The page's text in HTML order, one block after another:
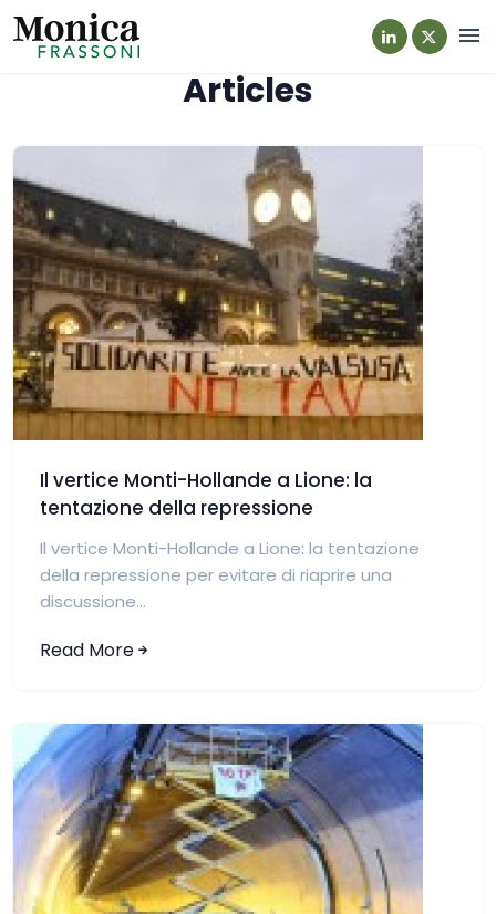
Articles
Il vertice Monti-Hollande a Lione: la
tentazione della repressione
Il vertice Monti-Hollande a Lione: la tentazione
della repressione per evitare di riaprire una
discussione...
Read More